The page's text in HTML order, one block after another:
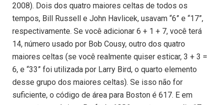
2008). Dois dos quatro maiores celtas de todos os
tempos, Bill Russell e John Havlicek, usavam “6” e “17”,
respectivamente. Se você adicionar 6 + 1 + 7, você terá
14, número usado por Bob Cousy, outro dos quatro
maiores celtas (se você realmente quiser esticar, 3 + 3 =
6, e “33” foi utilizada por Larry Bird, o quarto elemento
desse grupo dos maiores celtas). Se isso não for
suficiente, o código de área para Boston é 617. E em